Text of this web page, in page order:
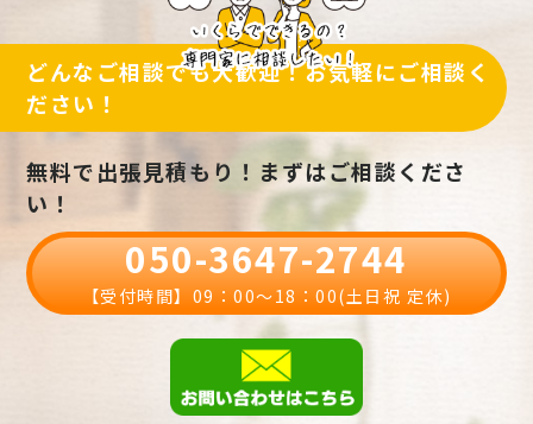
どんなご相談でも大歓迎！お気軽にご相談く
ださい！
無料で出張見積もり！まずはご相談くださ
い！
050-3647-2744
【受付時間】09：00〜18：00(土日祝 定休)